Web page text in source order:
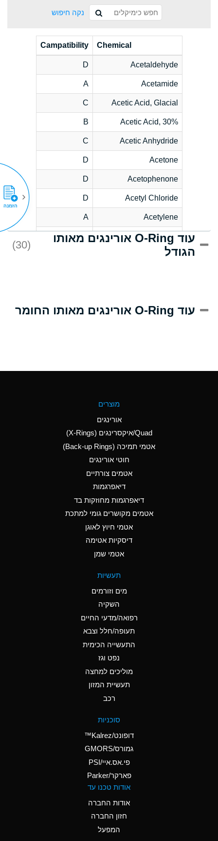
נקה חיפוש
Chemical
Campatibility
Acetaldehyde
D
Acetamide
A
Acetic Acid, Glacial
C
Acetic Acid, 30%
B
Acetic Anhydride
C
Acetone
D
Acetophenone
D
Acetyl Chloride
D
Acetylene
A
Acrlylonitrile
D
Adipic Acid
(Aqueous)
Aluminum Nitrate
(Aqueous)
Aluminum Phosphate
Ammonia Anhydrous
B
Ammonia Gas (cold)
A
Ammonia Gas (hot)
Ammonium Hydroxide
D
Ammonium Nitrate
Ammonium Nitrite
Ammonium Persulfate
Ammonium Phosphate
A
Ammonium Sulfate
A
Amyl Acetate (Banana
עוד O-Ring אורינגים מאותו
הגודל
(30)
עוד O-Ring אורינגים מאותו החומר
מוצרים
אורינגים
Quad/איקסרינגים (X-Rings)
אטמי תמיכה (Back-up Rings)
חוטי אורינגים
אטמים צורתיים
דיאפרגמות
דיאפרגמות מחוזקות בד
אטמים מקושרים גומי למתכת
אטמי חיוץ לאוגן
דיסקיות אטימה
אטמי שמן
תעשיות
מים וזורמים
השקיה
רפואה/מדעי החיים
תעופה/חלל וצבא
התעשייה הכימית
נפט וגז
מוליכים למחצה
תעשיית המזון
רכב
סוכניות
דופונט/Kalrez™
גמורס/GMORS
פי.אס.איי/PSI
פארקר/Parker
אודות טכנו עד
אודות החברה
חזון החברה
המפעל
הזמנה